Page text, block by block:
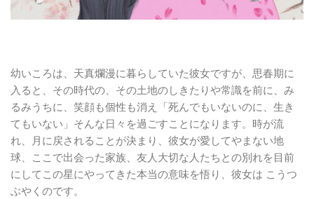
幼いころは、天真爛漫に暮らしていた彼女ですが、思春期に
入ると、その時代の、その土地のしきたりや常識を前に、み
るみうちに、笑顔も個性も消え「死んでもいないのに、生き
てもいない」そんな日々を過ごすことになります。時が流
れ、月に戻されることが決まり、彼女が愛してやまない地
球、ここで出会った家族、友人大切な人たちとの別れを目前
にしてこの星にやってきた本当の意味を悟り、彼女は こうつ
ぶやくのです。